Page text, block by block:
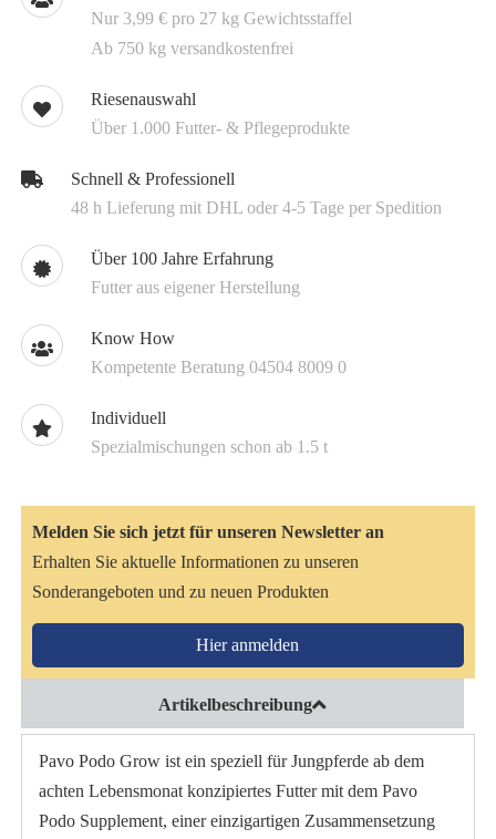
Nur 3,99 € pro 27 kg Gewichtsstaffel
Ab 750 kg versandkostenfrei
Riesenauswahl
Über 1.000 Futter- & Pflegeprodukte
Schnell & Professionell
48 h Lieferung mit DHL oder 4-5 Tage per Spedition
Über 100 Jahre Erfahrung
Futter aus eigener Herstellung
Know How
Kompetente Beratung 04504 8009 0
Individuell
Spezialmischungen schon ab 1.5 t
Melden Sie sich jetzt für unseren Newsletter an
Erhalten Sie aktuelle Informationen zu unseren
Sonderangeboten und zu neuen Produkten
Hier anmelden
Artikelbeschreibung
Pavo Podo Grow ist ein speziell für Jungpferde ab dem
achten Lebensmonat konzipiertes Futter mit dem Pavo
Podo Supplement, einer einzigartigen Zusammensetzung